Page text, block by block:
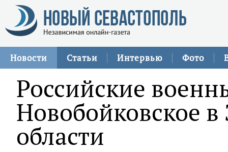
Новости Статьи Интервью Фото
Российские
Новобойковское
области